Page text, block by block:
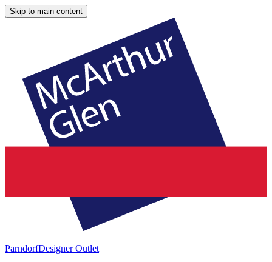
Skip to main content
ParndorfDesigner Outlet